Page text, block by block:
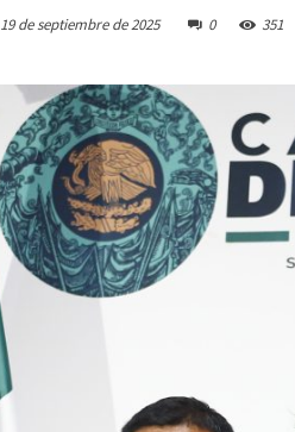
19 de septiembre de 2025 0 351